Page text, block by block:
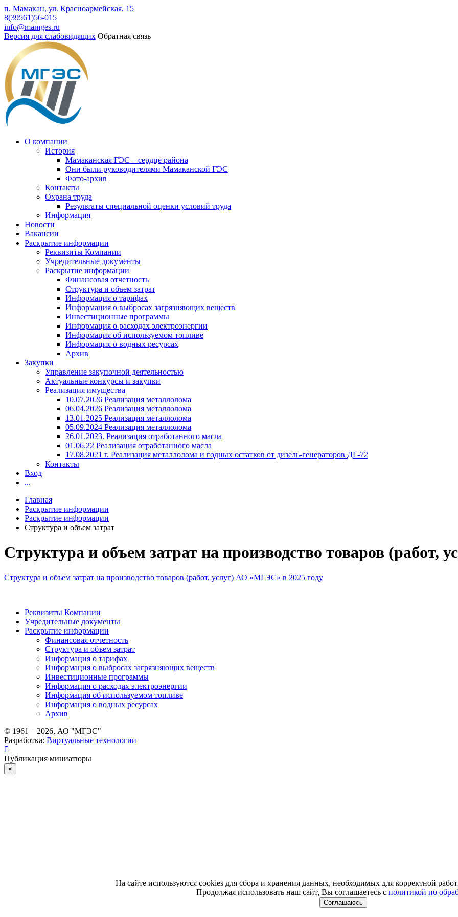
п. Мамакан, ул. Красноармейская, 15
8(39561)56-015
info@mamges.ru
Версия для слабовидящих Обратная связь
О компании
История
Мамаканская ГЭС – сердце района
Они были руководителями Мамаканской ГЭС
Фото-архив
Контакты
Охрана труда
Результаты специальной оценки условий труда
Информация
Новости
Вакансии
Раскрытие информации
Реквизиты Компании
Учредительные документы
Раскрытие информации
Финансовая отчетность
Структура и объем затрат
Информация о тарифах
Информация о выбросах загрязняющих веществ
Инвестиционные программы
Информация о расходах электроэнергии
Информация об используемом топливе
Информация о водных ресурсах
Архив
Закупки
Управление закупочной деятельностью
Актуальные конкурсы и закупки
Реализация имущества
10.07.2026 Реализация металлолома
06.04.2026 Реализация металлолома
13.01.2025 Реализация металлолома
05.09.2024 Реализация металлолома
26.01.2023. Реализация отработанного масла
01.06.22 Реализация отработанного масла
17.08.2021 г. Реализация металлолома и годных остатков от дизель-генераторов ДГ-72
Контакты
Вход
...
Главная
Раскрытие информации
Раскрытие информации
Структура и объем затрат
Структура и объем затрат на производство товаров (работ,
Структура и объем затрат на производство товаров (работ, услуг) АО «МГЭС» в 2025 году
Реквизиты Компании
Учредительные документы
Раскрытие информации
Финансовая отчетность
Структура и объем затрат
Информация о тарифах
Информация о выбросах загрязняющих веществ
Инвестиционные программы
Информация о расходах электроэнергии
Информация об используемом топливе
Информация о водных ресурсах
Архив
© 1961 – 2026, АО "МГЭС"
Разработка: Виртуальные технологии
Публикация миниатюры
×
На сайте используются cookies для сбора и хранения данных, необходимых для корректной
Продолжая использовать наш сайт, Вы соглашаетесь сполитикой по
Соглашаюсь